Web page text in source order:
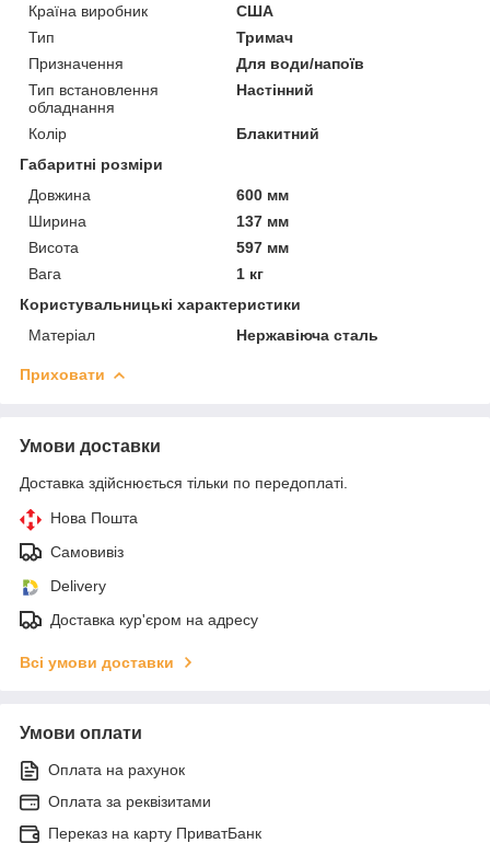
Країна виробник
США
Тип
Тримач
Призначення
Для води/напоїв
Тип встановлення
обладнання
Настінний
Колір
Блакитний
Габаритні розміри
Довжина
600 мм
Ширина
137 мм
Висота
597 мм
Вага
1 кг
Користувальницькі характеристики
Матеріал
Нержавіюча сталь
Приховати
Умови доставки
Доставка здійснюється тільки по передоплаті.
Нова Пошта
Самовивіз
Delivery
Доставка кур'єром на адресу
Всі умови доставки
Умови оплати
Оплата на рахунок
Оплата за реквізитами
Переказ на карту ПриватБанк